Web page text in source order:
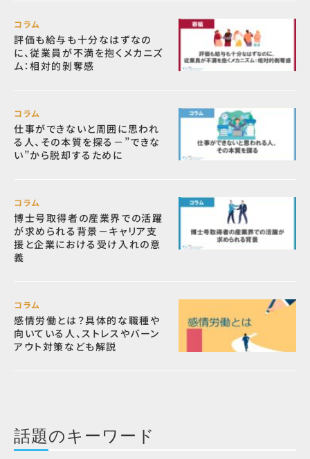
コラム
評価も給与も十分なはずなの
に、従業員が不満を抱くメカニズ
ム：相対的剝奪感
コラム
仕事ができないと周囲に思われ
る人、その本質を探る－”できな
い”から脱却するために
コラム
博士号取得者の産業界での活躍
が求められる背景－キャリア支
援と企業における受け入れの意
義
コラム
感情労働とは？具体的な職種や
向いている人、ストレスやバーン
アウト対策なども解説
話題のキーワード